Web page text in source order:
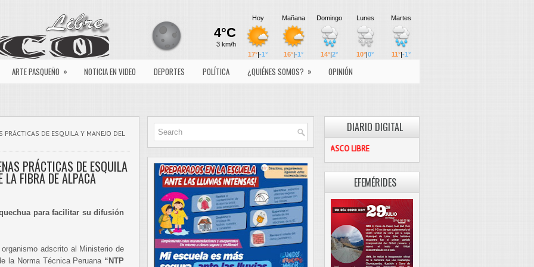
ARTE PASQUEÑO » NOTICIA EN VIDEO DEPORTES POLÍTICA ¿QUIÉNES SOMOS? » OPINIÓN
DE ESQUILA Y MANEJO DEL
PRÁCTICAS DE ESQUILA
LA FIBRA DE ALPACA
para facilitar su difusión
adscrito al Ministerio de
la Norma Técnica Peruana “NTP
DIARIO DIGITAL
EFEMÉRIDES